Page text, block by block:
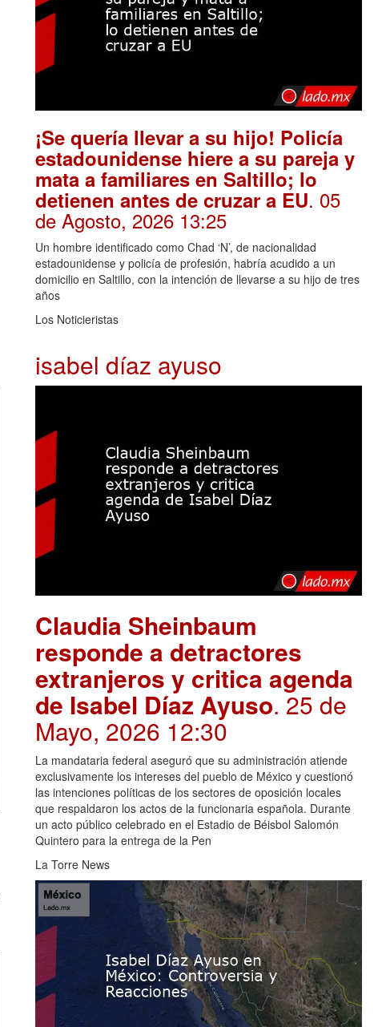
¡Se quería llevar a su hijo! Policía
estadounidense hiere a su pareja y
mata a familiares en Saltillo; lo
detienen antes de cruzar a EU. 05
de Agosto, 2026 13:25
Un hombre identificado como Chad ‘N’, de nacionalidad
estadounidense y policía de profesión, habría acudido a un
domicilio en Saltillo, con la intención de llevarse a su hijo de tres
años
Los Noticieristas
isabel díaz ayuso
Claudia Sheinbaum
responde a detractores
extranjeros y critica agenda
de Isabel Díaz Ayuso. 25 de
Mayo, 2026 12:30
La mandataria federal aseguró que su administración atiende
exclusivamente los intereses del pueblo de México y cuestionó
las intenciones políticas de los sectores de oposición locales
que respaldaron los actos de la funcionaria española. Durante
un acto público celebrado en el Estadio de Béisbol Salomón
Quintero para la entrega de la Pen
La Torre News